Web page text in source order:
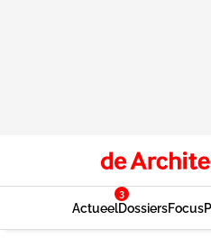
Actueel
3
DossiersFocus